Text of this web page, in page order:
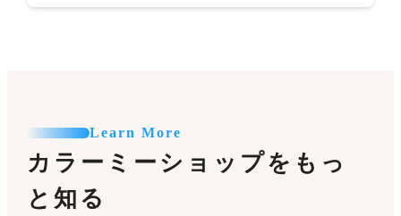
Learn More
カラーミーショップをもっ
と知る